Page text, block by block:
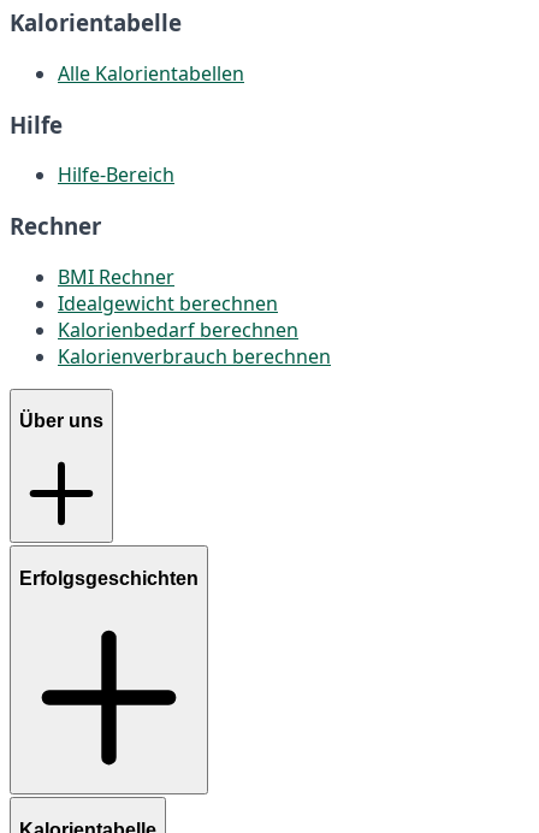
Kalorientabelle
Alle Kalorientabellen
Hilfe
Hilfe-Bereich
Rechner
BMI Rechner
Idealgewicht berechnen
Kalorienbedarf berechnen
Kalorienverbrauch berechnen
Über uns
Erfolgsgeschichten